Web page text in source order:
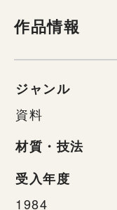
作品情報
ジャンル
資料
材質・技法
受入年度
1984